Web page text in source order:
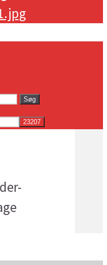
Søg